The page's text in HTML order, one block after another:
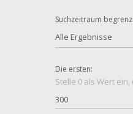
Suchzeitraum
Alle Ergebnisse
Die ersten:
Stelle 0 als Wert